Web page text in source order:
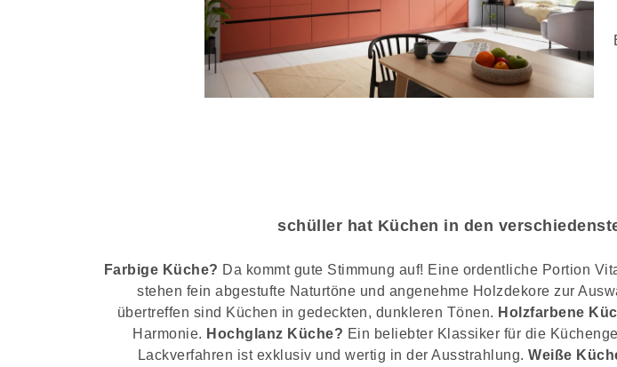
schüller hat Küchen in den
Farbige Küche? Da kommt gute Stimmung auf! Eine ordentliche Portion
stehen fein abgestufte Naturtöne und angenehme Holzdekore zur
übertreffen sind Küchen in gedeckten, dunkleren Tönen. Holzfarbene
Harmonie. Hochglanz Küche? Ein beliebter Klassiker für die
Lackverfahren ist exklusiv und wertig in der Ausstrahlung. Weiße